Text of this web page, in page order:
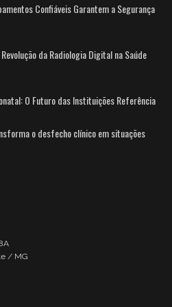
Confiáveis Garantem a Segurança
da Radiologia Digital na Saúde
O Futuro das Instituições Referência
o desfecho clínico em situações
/ MG